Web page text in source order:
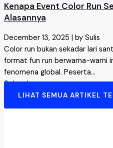
Kenapa Event Color Run
Alasannya
December 13, 2025
by Sulis
Color run bukan sekadar lari
format fun run berwarna-warni
fenomena global. Peserta...
Selengkapnya →
LIHAT SEMUA ARTIKEL